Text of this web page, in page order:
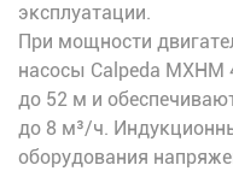
эксплуатации.
При мощности
насосы Calpeda
до 52 м и
до 8 м³/ч.
оборудования